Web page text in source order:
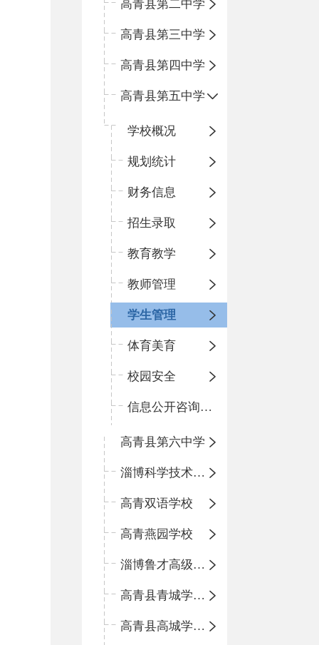
高青县第二中学
高青县第三中学
高青县第四中学
高青县第五中学
学校概况
规划统计
财务信息
招生录取
教育教学
教师管理
学生管理
体育美育
校园安全
信息公开咨询指南
高青县第六中学
淄博科学技术学校
高青双语学校
高青燕园学校
淄博鲁才高级中学
高青县青城学区中心小学
高青县高城学区中心小学